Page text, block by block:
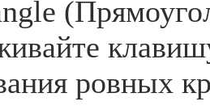
ровных